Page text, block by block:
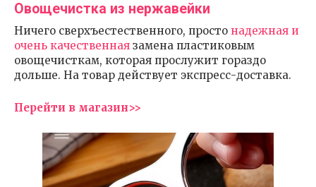
Овощечистка из нержавейки
Ничего сверхъестественного, просто надежная и
очень качественная замена пластиковым
овощечисткам, которая прослужит гораздо
дольше. На товар действует экспресс-доставка.
Перейти в магазин>>